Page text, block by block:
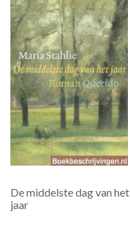
De middelste dag van het
jaar